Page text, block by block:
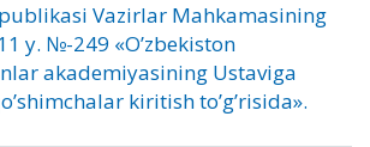
Vazirlar Mahkamasining
y. №-249 «O’zbekiston
akademiyasining Ustaviga
kiritish to’g’risida».